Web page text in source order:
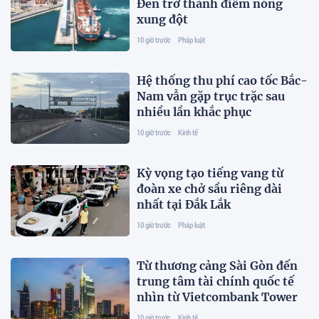
Đen trở thành điểm nóng
xung đột
10 giờ trước Pháp luật
Hệ thống thu phí cao tốc Bắc-
Nam vẫn gặp trục trặc sau
nhiều lần khắc phục
10 giờ trước Kinh tế
Kỳ vọng tạo tiếng vang từ
đoàn xe chở sầu riêng dài
nhất tại Đắk Lắk
10 giờ trước Pháp luật
Từ thương cảng Sài Gòn đến
trung tâm tài chính quốc tế
nhìn từ Vietcombank Tower